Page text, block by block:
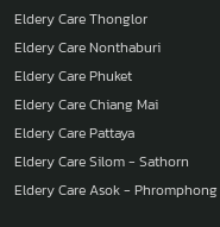
Eldery Care Thonglor
Eldery Care Nonthaburi
Eldery Care Phuket
Eldery Care Chiang Mai
Eldery Care Pattaya
Eldery Care Silom - Sathorn
Eldery Care Asok - Phromphong